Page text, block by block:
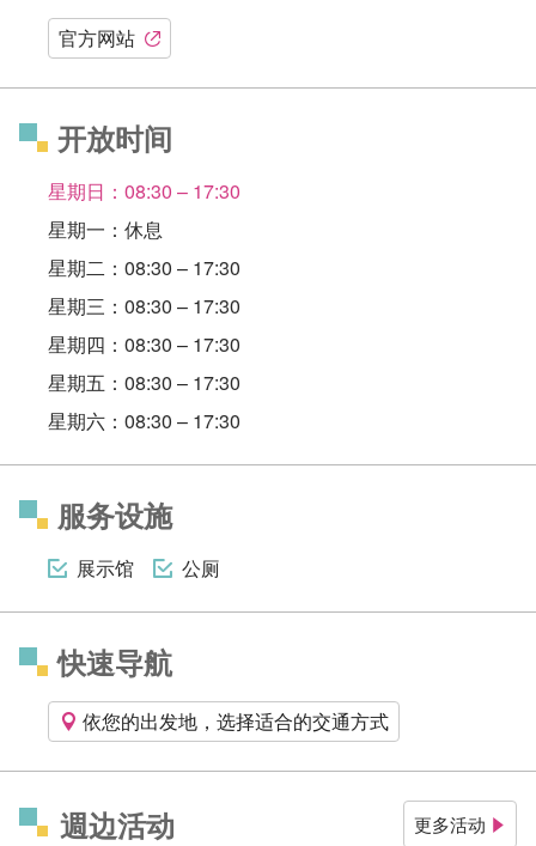
官方网站
开放时间
星期日：08:30 – 17:30
星期一：休息
星期二：08:30 – 17:30
星期三：08:30 – 17:30
星期四：08:30 – 17:30
星期五：08:30 – 17:30
星期六：08:30 – 17:30
服务设施
展示馆 公厕
快速导航
依您的出发地，选择适合的交通方式
週边活动 更多活动